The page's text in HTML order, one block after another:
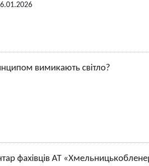
вимикають світло?
фахівців АТ